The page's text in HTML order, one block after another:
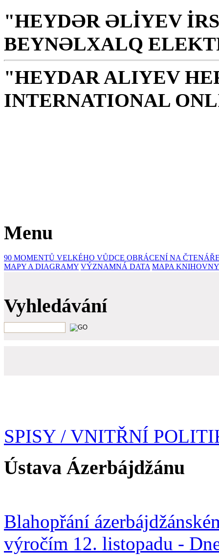
"HEYDƏR ƏLİYEV
BEYNƏLXALQ
"HEYDAR ALIYEV
INTERNATIONAL
Menu
90 MOMENTŮ VELKÉHO VŮDCE OBRÁCENÍ NA
MAPY A DIAGRAMY VÝZNAMNÁ DATA MAPA KNIHOVNY
Vyhledávání
SPISY/ VNITŘNÍ
Ústava Ázerbájdžánu
Blahopřání
výročím 12. listopadu -